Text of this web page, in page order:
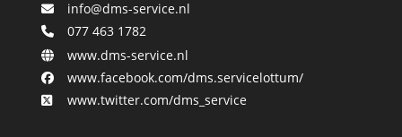
info@dms-service.nl
077 463 1782
www.dms-service.nl
www.facebook.com/dms.servicelottum/
www.twitter.com/dms_service